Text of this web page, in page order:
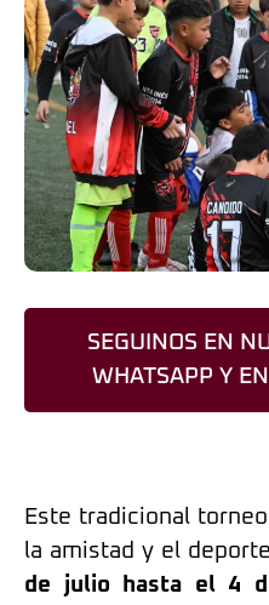
SEGUINOS EN
WHATSAPP Y
Este tradicional
la amistad y el
de julio hasta el 4